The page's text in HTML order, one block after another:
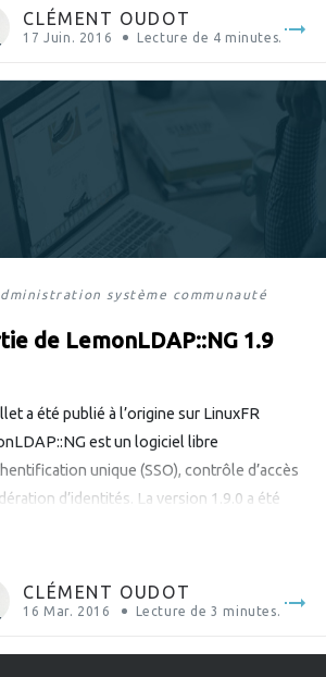
que ce soit de l’annuaire LDAP ou du
d’authentification Web. Nous allons voir
CLÉMENT OUDOT
17 Juin. 2016 Lecture de 4 minutes.
système communauté
de LemonLDAP::NG 1.9
a été publié à l’origine sur LinuxFR
est un logiciel libre
unique (SSO), contrôle d’accès
d’identités. La version 1.9.0 a été
version majeure apporte de grands
au logiciel comme le support […]
CLÉMENT OUDOT
16 Mar. 2016 Lecture de 3 minutes.